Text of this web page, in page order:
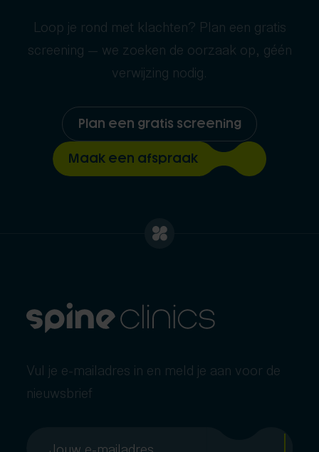
Loop je rond met klachten? Plan een gratis
screening — we zoeken de oorzaak op, géén
verwijzing nodig.
Plan een gratis screening
Maak een afspraak
Vul je e-mailadres in en meld je aan voor de
nieuwsbrief